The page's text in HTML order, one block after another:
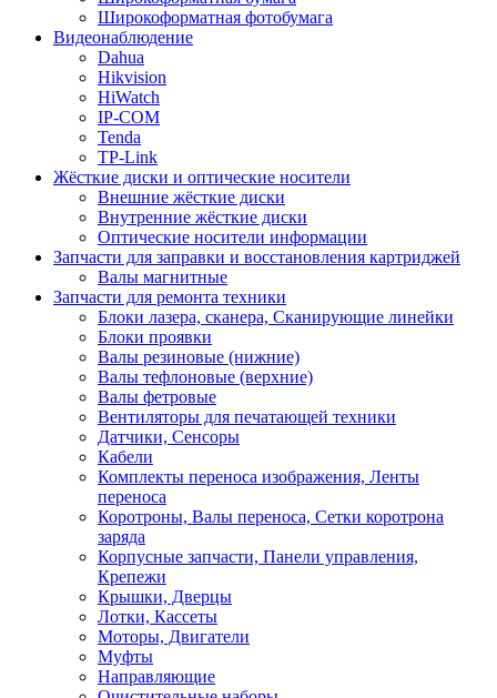
Широкоформатная фотобумага
Видеонаблюдение
Dahua
Hikvision
HiWatch
IP-COM
Tenda
TP-Link
Жёсткие диски и оптические носители
Внешние жёсткие диски
Внутренние жёсткие диски
Оптические носители информации
Запчасти для заправки и восстановления картриджей
Валы магнитные
Запчасти для ремонта техники
Блоки лазера, сканера, Сканирующие линейки
Блоки проявки
Валы резиновые (нижние)
Валы тефлоновые (верхние)
Валы фетровые
Вентиляторы для печатающей техники
Датчики, Сенсоры
Кабели
Комплекты переноса изображения, Ленты
переноса
Коротроны, Валы переноса, Сетки коротрона
заряда
Корпусные запчасти, Панели управления,
Крепежи
Крышки, Дверцы
Лотки, Кассеты
Моторы, Двигатели
Муфты
Направляющие